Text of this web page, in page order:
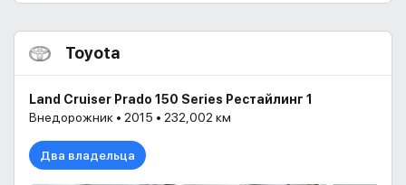
Toyota
Land Cruiser Prado 150 Series Рестайлинг 1
Внедорожник • 2015 • 232,002 км
Два владельца